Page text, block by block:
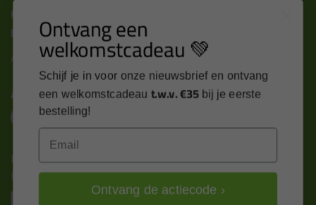
Contact
Kitcentrum B.V.
Alle contactgegevens >
Altijd op de hoogte blijven?
Nieuws, tips en exclusieve deals rechtstreeks in je
inbox
Ontvang een
welkomstcadeau 💚
Schijf je in voor onze nieuwsbrief en ontvang
een welkomstcadeau t.w.v. €35 bij je eerste
bestelling!
Ontvang de actiecode ›